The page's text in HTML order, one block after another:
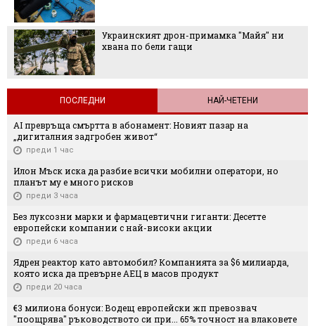
Украинският дрон-примамка "Майя" ни
хвана по бели гащи
ПОСЛЕДНИ НАЙ-ЧЕТЕНИ
AI превръща смъртта в абонамент: Новият пазар на
„дигиталния задгробен живот“
преди 1 час
Илон Мъск иска да разбие всички мобилни оператори, но
планът му е много рисков
преди 3 часа
Без луксозни марки и фармацевтични гиганти: Десетте
европейски компании с най-високи акции
преди 6 часа
Ядрен реактор като автомобил? Компанията за $6 милиарда,
която иска да превърне АЕЦ в масов продукт
преди 20 часа
€3 милиона бонуси: Водещ европейски жп превозвач
"поощрява" ръководството си при... 65% точност на влаковете